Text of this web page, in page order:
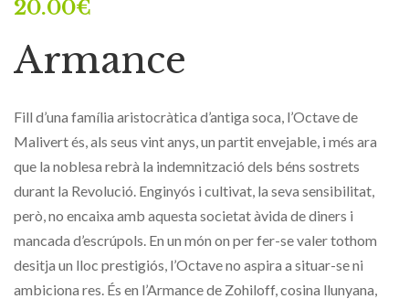
20.00€
Armance
Fill d’una família aristocràtica d’antiga soca, l’Octave de
Malivert és, als seus vint anys, un partit envejable, i més ara
que la noblesa rebrà la indemnització dels béns sostrets
durant la Revolució. Enginyós i cultivat, la seva sensibilitat,
però, no encaixa amb aquesta societat àvida de diners i
mancada d’escrúpols. En un món on per fer-se valer tothom
desitja un lloc prestigiós, l’Octave no aspira a situar-se ni
ambiciona res. És en l’Armance de Zohiloff, cosina llunyana,